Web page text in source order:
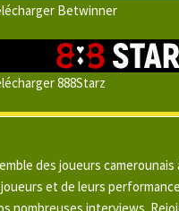
Betwinner
888Starz
des joueurs
et de leurs